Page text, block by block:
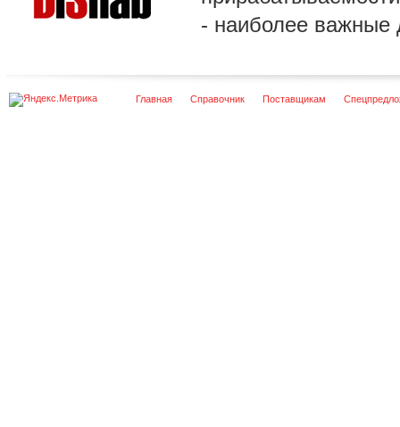
- наиболее важные
Главная Справочник Поставщикам